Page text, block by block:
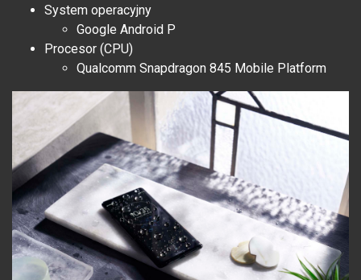
System operacyjny
Google Android P
Procesor (CPU)
Qualcomm Snapdragon 845 Mobile Platform